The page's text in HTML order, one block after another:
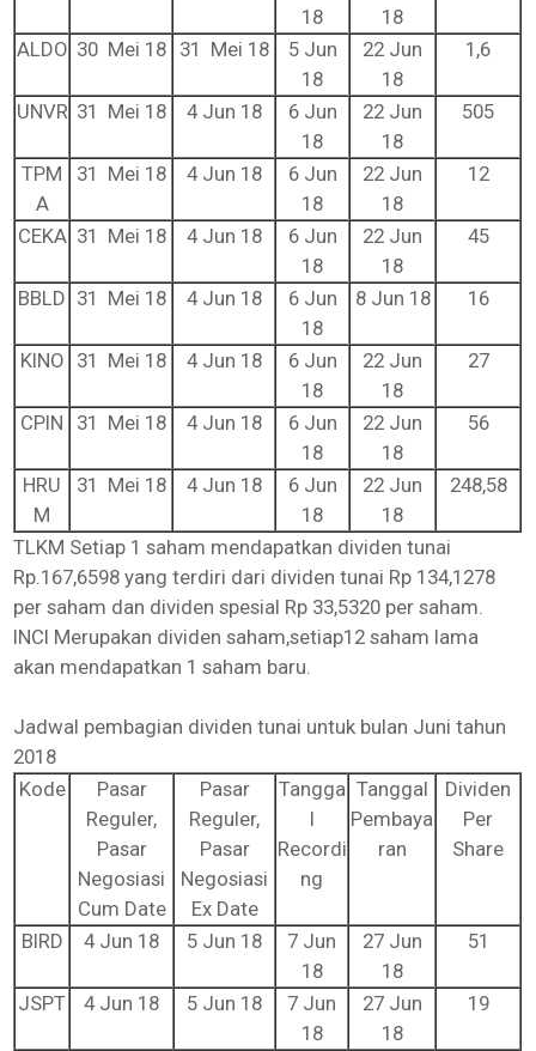
18
18
ALDO 30 Mei 18 31 Mei 18
5 Jun
18
22 Jun
18
1,6
UNVR 31 Mei 18 4 Jun 18
6 Jun
18
22 Jun
18
505
TPM
A
31 Mei 18 4 Jun 18
6 Jun
18
22 Jun
18
12
CEKA 31 Mei 18 4 Jun 18
6 Jun
18
22 Jun
18
45
BBLD 31 Mei 18 4 Jun 18
6 Jun
18
8 Jun 18 16
KINO 31 Mei 18 4 Jun 18
6 Jun
18
22 Jun
18
27
CPIN 31 Mei 18 4 Jun 18
6 Jun
18
22 Jun
18
56
HRU
M
31 Mei 18 4 Jun 18
6 Jun
18
22 Jun
18
248,58
TLKM Setiap 1 saham mendapatkan dividen tunai
Rp.167,6598 yang terdiri dari dividen tunai Rp 134,1278
per saham dan dividen spesial Rp 33,5320 per saham.
INCI Merupakan dividen saham,setiap12 saham lama
akan mendapatkan 1 saham baru.
Jadwal pembagian dividen tunai untuk bulan Juni tahun
2018
Kode
Pasar
Reguler,
Pasar
Negosiasi
Cum Date
Pasar
Reguler,
Pasar
Negosiasi
Ex Date
Tangga
l
Recordi
ng
Tanggal
Pembaya
ran
Dividen
Per
Share
BIRD 4 Jun 18 5 Jun 18
7 Jun
18
27 Jun
18
51
JSPT 4 Jun 18 5 Jun 18
7 Jun
18
27 Jun
18
19